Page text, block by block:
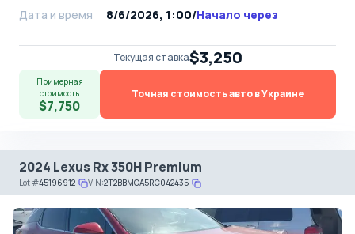
Дата и время
8/6/2026, 1:00/Начало через
Текущая ставка$3,250
Примерная
стоимость
$7,750
Точная стоимость авто в Украине
2024 Lexus Rx 350H Premium
Lot#45196912 VIN:2T2BBMCA5RC042435